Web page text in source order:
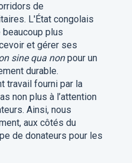
de
L'État congolais
plus
et gérer ses
sine qua nonpour un
durable.
travail fourni par la
non plus à l’attention
Ainsi, nous
aux côtés du
de donateurs pour les